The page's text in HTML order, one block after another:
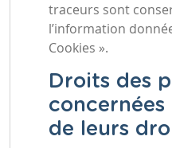
traceurs sont
l’information
Cookies ».
Droits des
de leurs